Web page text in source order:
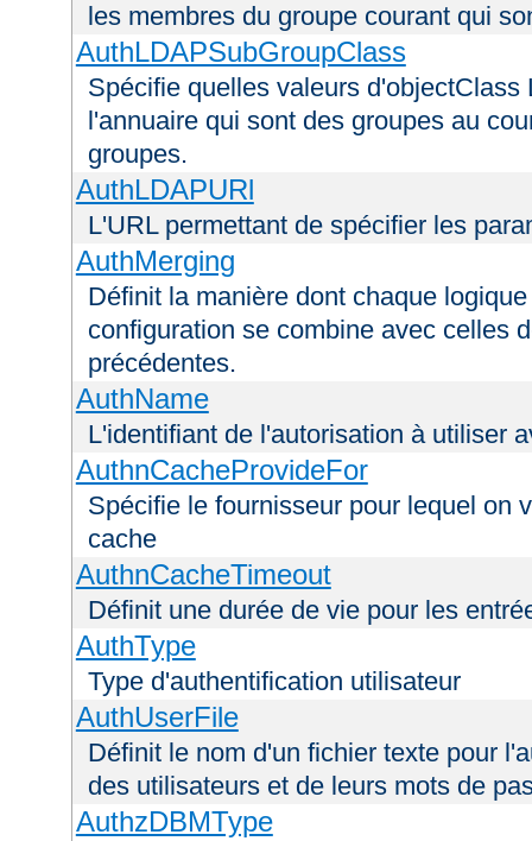
les membres du groupe courant qui
AuthLDAPSubGroupClass
Spécifie quelles valeurs
l'annuaire qui sont des groupes au
groupes.
AuthLDAPURl
L'URL permettant de spécifier les
AuthMerging
Définit la manière dont chaque
configuration se combine avec celles
précédentes.
AuthName
L'identifiant de l'autorisation à utiliser
AuthnCacheProvideFor
Spécifie le fournisseur pour lequel on
cache
AuthnCacheTimeout
Définit une durée de vie pour les
AuthType
Type d'authentification utilisateur
AuthUserFile
Définit le nom d'un fichier texte pour
des utilisateurs et de leurs mots de
AuthzDBMType